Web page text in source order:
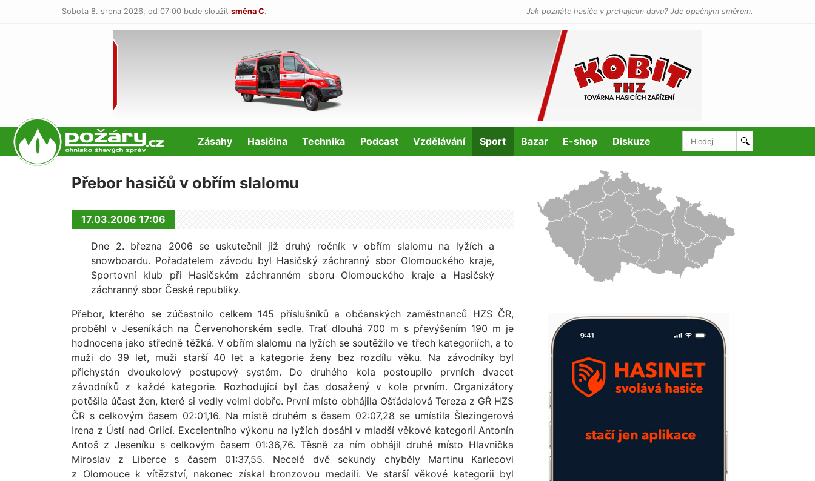
Sobota 8. srpna 2026, od 07:00 bude sloužit směna C. Jak poznáte hasiče v prchajícím davu? Jde opačným směrem.
POŽÁRY.cz Zásahy Hasičina Technika Podcast Vzdělávání Sport Bazar E-shop Diskuze 🔍
Přebor hasičů v obřím slalomu
17.03.2006 17:06
Dne 2. března 2006 se uskutečnil již druhý ročník v obřím slalomu na lyžích a
snowboardu. Pořadatelem závodu byl Hasičský záchranný sbor Olomouckého kraje,
Sportovní klub při Hasičském záchranném sboru Olomouckého kraje a Hasičský
záchranný sbor České republiky.
Přebor, kterého se zúčastnilo celkem 145 příslušníků a občanských zaměstnanců HZS ČR,
proběhl v Jeseníkách na Červenohorském sedle. Trať dlouhá 700 m s převýšením 190 m je
hodnocena jako středně těžká. V obřím slalomu na lyžích se soutěžilo ve třech kategoriích, a to
muži do 39 let, muži starší 40 let a kategorie ženy bez rozdílu věku. Na závodníky byl
přichystán dvoukolový postupový systém. Do druhého kola postoupilo prvních dvacet
závodníků z každé kategorie. Rozhodující byl čas dosažený v kole prvním. Organizátory
potěšila účast žen, které si vedly velmi dobře. První místo obhájila Ošťádalová Tereza z GŘ HZS
ČR s celkovým časem 02:01,16. Na místě druhém s časem 02:07,28 se umístila Šlezingerová
Irena z Ústí nad Orlicí. Excelentního výkonu na lyžích dosáhl v mladší věkové kategorii Antonín
Antoš z Jeseníku s celkovým časem 01:36,76. Těsně za ním obhájil druhé místo Hlavnička
Miroslav z Liberce s časem 01:37,55. Necelé dvě sekundy chyběly Martinu Karlecovi
z Olomouce k vítězství, nakonec získal bronzovou medaili. Ve starší věkové kategorii byl